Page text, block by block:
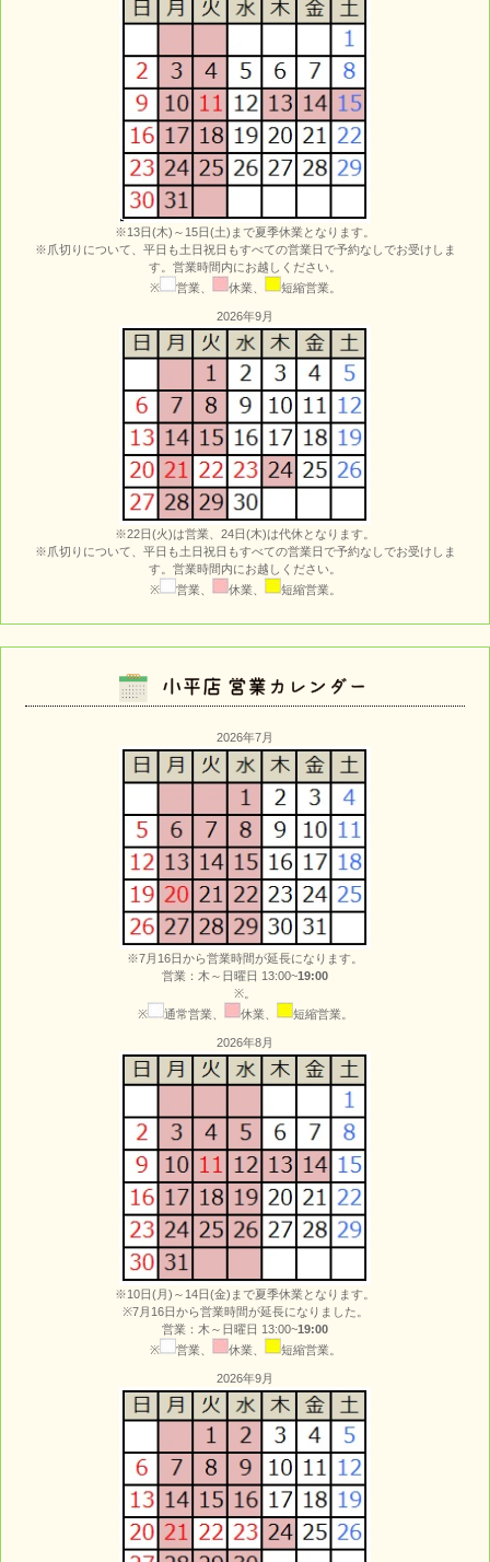
※13日(木)～15日(土)まで夏季休業となります。
※爪切りについて、平日も土日祝日もすべての営業日で予約なしでお受けしま
す。営業時間内にお越しください。
※
営業、 休業、 短縮営業。
2026年9月
※22日(火)は営業、24日(木)は代休となります。
※爪切りについて、平日も土日祝日もすべての営業日で予約なしでお受けしま
す。営業時間内にお越しください。
※
営業、 休業、 短縮営業。
2026年7月
※7月16日から営業時間が延長になります。
営業：木～日曜日 13:00~19:00
※。
※
通常営業、 休業、 短縮営業。
2026年8月
※10日(月)～14日(金)まで夏季休業となります。
※7月16日から営業時間が延長になりました。
営業：木～日曜日 13:00~19:00
※
営業、 休業、 短縮営業。
2026年9月